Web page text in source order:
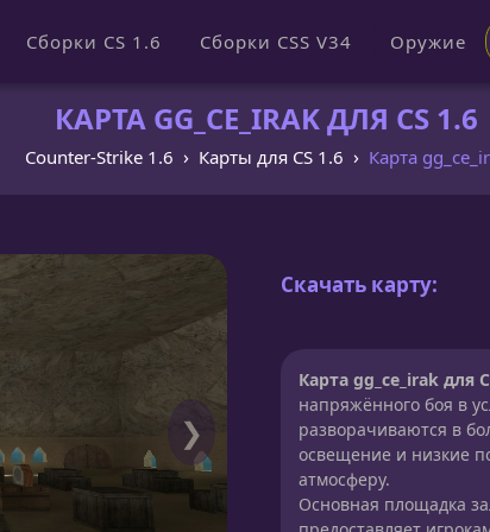
Сборки CS 1.6 Сборки CSS V34 Оружие
КАРТА GG_CE_IRAK ДЛЯ CS 1.6
Counter-Strike 1.6 Карты для CS 1.6 Карта
❯
Скачать карту:
Карта gg_ce_irak для
напряжённого боя в
разворачиваются в
освещение и низкие
атмосферу.
Основная площадка